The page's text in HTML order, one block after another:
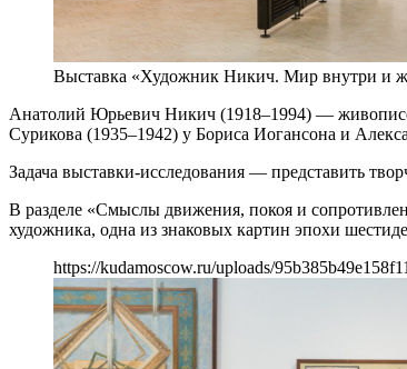
Выставка «Художник Никич. Мир внутри и
Анатолий Юрьевич Никич (1918–1994) —
Сурикова (1935–1942) у Бориса Иогансона и
Задача выставки-исследования — представить
В разделе «Смыслы движения, покоя и
художника, одна из знаковых картин эпохи
https://kudamoscow.ru/uploads/